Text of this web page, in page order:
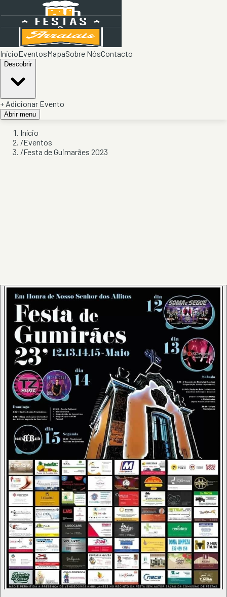
InícioEventosMapaSobre NósContacto
Descobrir
+ Adicionar Evento
Abrir menu
Início
/Eventos
/Festa de Guimarães 2023